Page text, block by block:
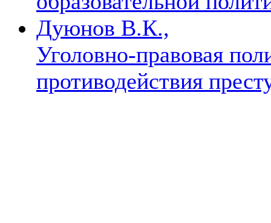
Дуюнов В.К.,
Уголовно-правовая
противодействия